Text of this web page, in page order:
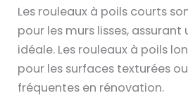
Les rouleaux à poils courts
pour les murs lisses,
idéale. Les rouleaux à poils
pour les surfaces texturées
fréquentes en rénovation.